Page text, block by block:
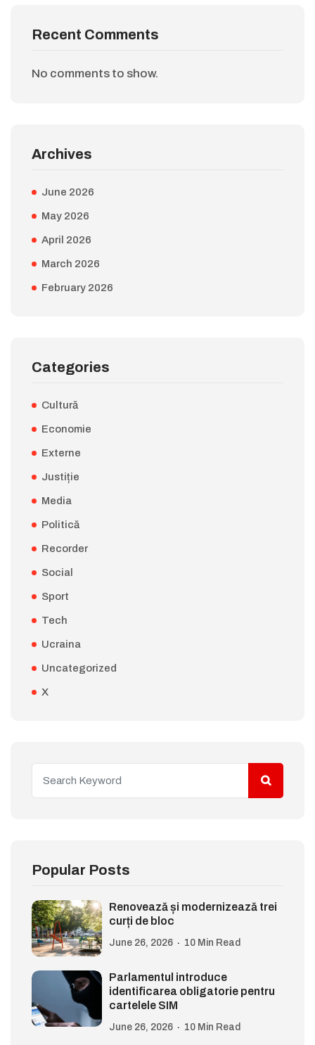
Recent Comments
No comments to show.
Archives
June 2026
May 2026
April 2026
March 2026
February 2026
Categories
Cultură
Economie
Externe
Justiție
Media
Politică
Recorder
Social
Sport
Tech
Ucraina
Uncategorized
X
Popular Posts
Renovează și modernizează trei
curți de bloc
June 26, 2026 10 Min Read
Parlamentul introduce
identificarea obligatorie pentru
cartelele SIM
June 26, 2026 10 Min Read